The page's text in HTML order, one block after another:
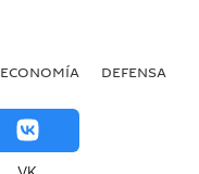
ECONOMÍA DEFENSA